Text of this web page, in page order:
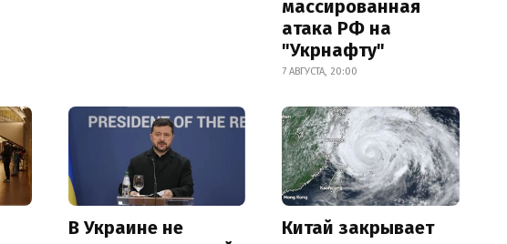
массированная
атака РФ на
"Укрнафту"
7 АВГУСТА, 20:00
В Украине не
Китай закрывает